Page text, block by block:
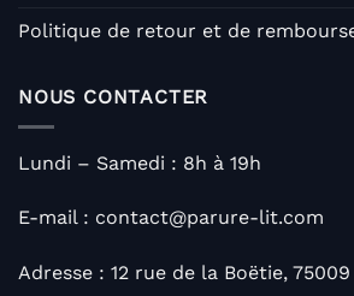
Politique de retour et de
NOUS CONTACTER
Lundi – Samedi : 8h à 19h
E-mail : contact@parure-lit.com
Adresse : 12 rue de la Boëtie,